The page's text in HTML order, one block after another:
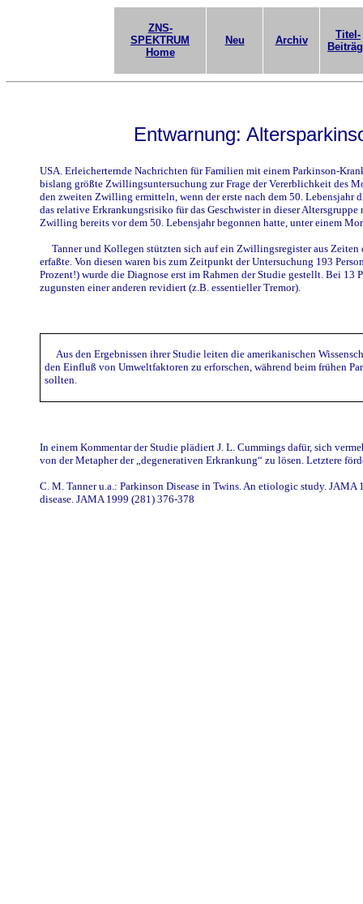
ZNS-
SPEKTRUM
Home
Neu Archiv
Titel-
Entwarnung:
USA. Erleicherternde Nachrichten für Familien mit einem Parkinson-
bislang größte Zwillingsuntersuchung zur Frage der Vererblichkeit des
den zweiten Zwilling ermitteln, wenn der erste nach dem 50. Lebensjahr
das relative Erkrankungsrisiko für das Geschwister in dieser Altersgruppe
Zwilling bereits vor dem 50. Lebensjahr begonnen hatte, unter einem
Tanner und Kollegen stützten sich auf ein Zwillingsregister aus
erfaßte. Von diesen waren bis zum Zeitpunkt der Untersuchung 193
Prozent!) wurde die Diagnose erst im Rahmen der Studie gestellt. Bei 13
zugunsten einer anderen revidiert (z.B. essentieller Tremor).
Aus den Ergebnissen ihrer Studie leiten die amerikanischen
den Einfluß von Umweltfaktoren zu erforschen, während beim frühen
sollten.
In einem Kommentar der Studie plädiert J. L. Cummings dafür, sich
von der Metapher der „degenerativen Erkrankung“ zu lösen. Letztere
C. M. Tanner u.a.: Parkinson Disease in Twins. An etiologic study.
disease. JAMA 1999 (281) 376-378